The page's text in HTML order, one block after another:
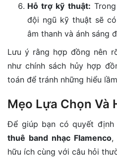
Hỗ trợ kỹ thuật:
đội ngũ kỹ thuật sẽ
âm thanh và ánh sáng
Lưu ý rằng hợp đồng nên
như chính sách hủy hợp
toán để tránh những hiểu
Mẹo Lựa Chọn Và
Để giúp bạn có quyết định
thuê band nhạc Flamenco,
hữu ích cùng với câu hỏi